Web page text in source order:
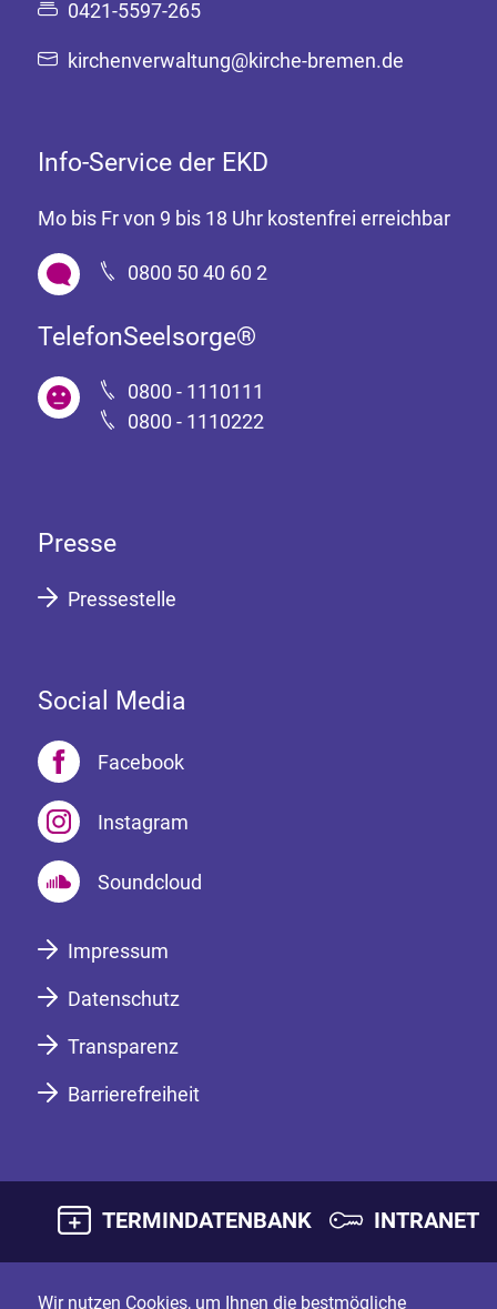
0421-5597-265
kirchenverwaltung@kirche-bremen.de
Info-Service der EKD
Mo bis Fr von 9 bis 18 Uhr kostenfrei erreichbar
0800 50 40 60 2
TelefonSeelsorge®
0800 - 1110111
0800 - 1110222
Presse
Pressestelle
Social Media
Facebook
Instagram
Soundcloud
Impressum
Datenschutz
Transparenz
Barrierefreiheit
TERMINDATENBANK INTRANET
Wir nutzen Cookies, um Ihnen die bestmögliche